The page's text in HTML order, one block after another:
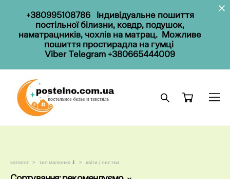
+380995108786Індивідуальне пошиття
постільної білизни, ковдр, подушок,
наматрацників, чохлів на матрац. Можливе
пошиття простирадла на гумці
Viber Telegram +380665444009
каталог > тип малюнка ⬇ > квіти / листки